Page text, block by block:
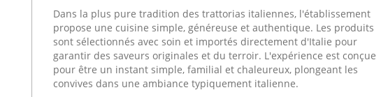
Dans la plus pure tradition des trattorias italiennes, l'établissement
propose une cuisine simple, généreuse et authentique. Les produits
sont sélectionnés avec soin et importés directement d'Italie pour
garantir des saveurs originales et du terroir. L'expérience est conçue
pour être un instant simple, familial et chaleureux, plongeant les
convives dans une ambiance typiquement italienne.